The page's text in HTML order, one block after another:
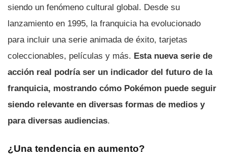
siendo un fenómeno cultural global. Desde su
lanzamiento en 1995, la franquicia ha evolucionado
para incluir una serie animada de éxito, tarjetas
coleccionables, películas y más. Esta nueva serie de
acción real podría ser un indicador del futuro de la
franquicia, mostrando cómo Pokémon puede seguir
siendo relevante en diversas formas de medios y
para diversas audiencias.
¿Una tendencia en aumento?